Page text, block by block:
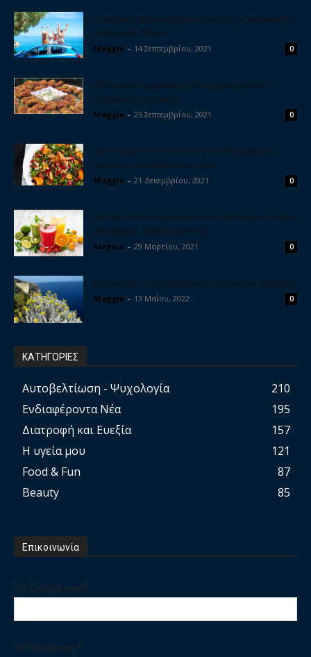
5 υπέροχοι προορισμοί για διακοπές με αυτοκίνητο
κοντά στην Αθήνα
Maggie - 14 Σεπτεμβρίου, 2021 0
Μπιφτέκια λαχανικών, η θεϊκή γεύση που θα
ξετρελλάνει τα παιδιά
Maggie - 25 Σεπτεμβρίου, 2021 0
Χριστουγεννιάτικη σαλάτα με ρόδι, γραβιέρα,
καρύδια, μπαλσάμικο και μέλι
Maggie - 21 Δεκεμβρίου, 2021 0
Φτιάξε σπιτικούς ηλεκτρολύτες για να έχεις δύναμη
& ενέργεια. Εύκολη συνταγή
Megeia - 29 Μαρτίου, 2021 0
Ελίχρυσος, το ισχυρό βότανο της αιώνιας νεότητας
Maggie - 13 Μαΐου, 2022 0
ΚΑΤΗΓΟΡΙΕΣ
Αυτοβελτίωση - Ψυχολογία
210
Ενδιαφέροντα Νέα
195
Διατροφή και Ευεξία
157
Η υγεία μου
121
Food & Fun
87
Beauty
85
Επικοινωνία
Το Ονομα σας*
Το Email σας*